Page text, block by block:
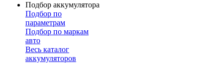
Подбор аккумулятора
Подбор по
параметрам
Подбор по маркам
авто
Весь каталог
аккумуляторов